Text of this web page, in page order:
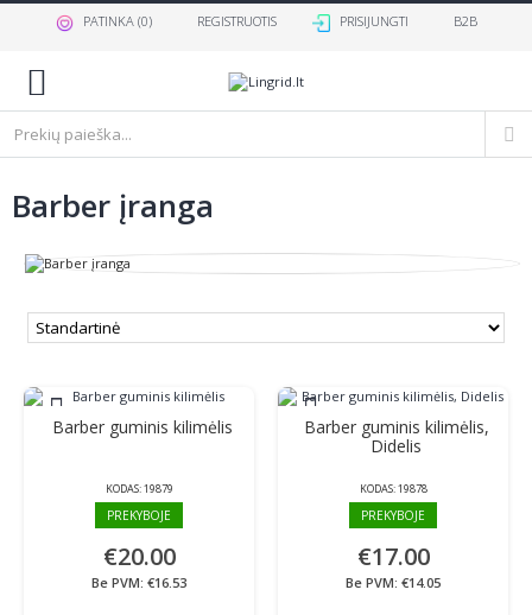
PATINKA (0) REGISTRUOTIS PRISIJUNGTI B2B
Barber įranga
Barber guminis kilimėlis
KODAS:19879
PREKYBOJE
€20.00
Be PVM: €16.53
Barber guminis kilimėlis,
Didelis
KODAS:19878
PREKYBOJE
€17.00
Be PVM: €14.05